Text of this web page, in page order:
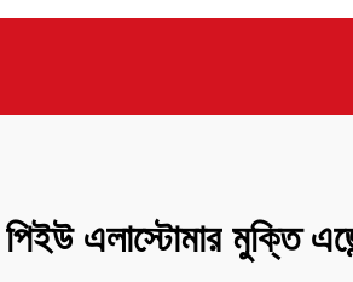
এলাস্টোমার মুক্তি